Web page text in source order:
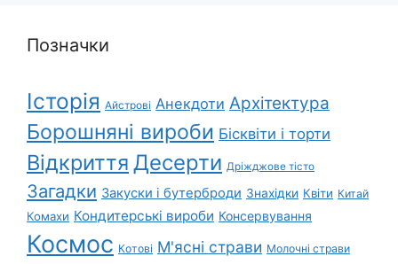
Позначки
Історія Айстрові Анекдоти Архітектура
Борошняні вироби Бісквіти і торти
Відкриття Десерти Дріжджове тісто
Загадки Закуски і бутерброди Знахідки Квіти Китай
Комахи Кондитерські вироби Консервування
Космос Котові М'ясні страви Молочні страви